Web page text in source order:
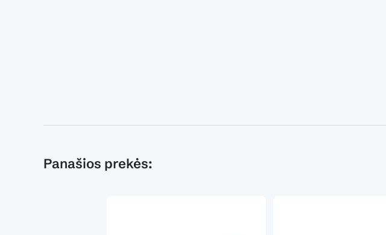
Panašios prekės: